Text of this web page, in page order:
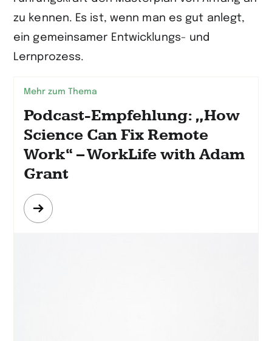
zu kennen. Es ist, wenn man es gut anlegt,
ein gemeinsamer Entwicklungs- und
Lernprozess.
Mehr zum Thema
Podcast-Empfehlung: „How
Science Can Fix Remote
Work“ – WorkLife with Adam
Grant
Mehr